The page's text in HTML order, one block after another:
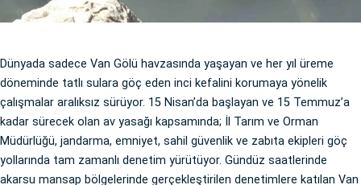
Dünyada sadece Van Gölü havzasında yaşayan ve her yıl üreme
döneminde tatlı sulara göç eden inci kefalini korumaya yönelik
çalışmalar aralıksız sürüyor. 15 Nisan’da başlayan ve 15 Temmuz’a
kadar sürecek olan av yasağı kapsamında; İl Tarım ve Orman
Müdürlüğü, jandarma, emniyet, sahil güvenlik ve zabıta ekipleri göç
yollarında tam zamanlı denetim yürütüyor. Gündüz saatlerinde
akarsu mansap bölgelerinde gerçekleştirilen denetimlere katılan Van